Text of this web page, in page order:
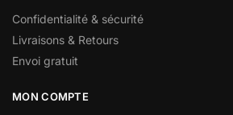
Confidentialité & sécurité
Livraisons & Retours
Envoi gratuit
MON COMPTE